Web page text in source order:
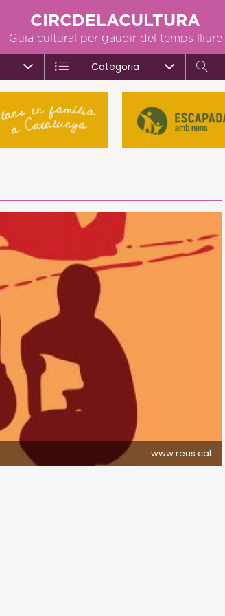
CIRCDELACULTURA
Guia cultural per gaudir del temps lliure
Categoria
www.reus.cat